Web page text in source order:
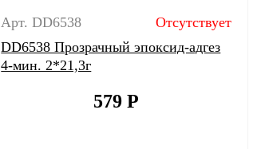
Арт. DD6538
Отсутствует
DD6538 Прозрачный эпоксид-адгез
4-мин. 2*21,3г
579Р